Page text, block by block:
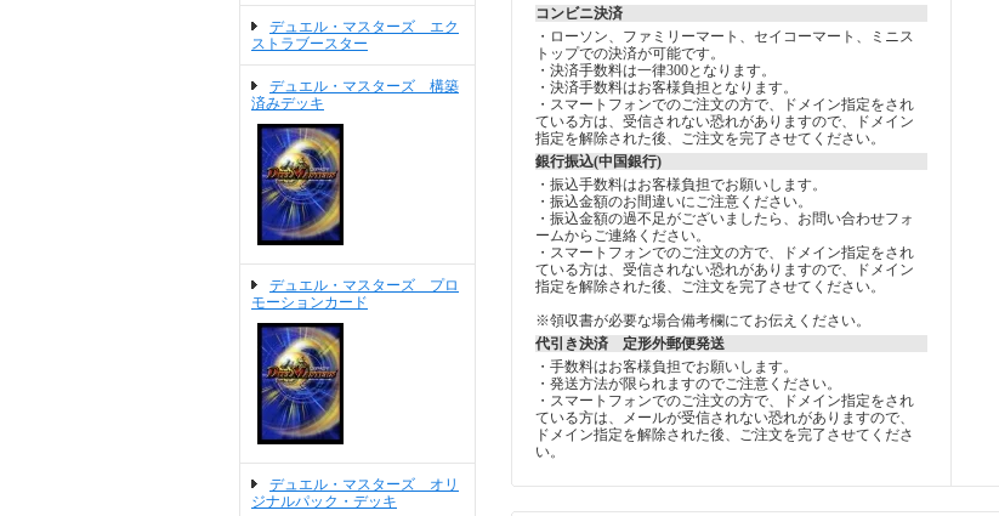
デュエル・マスターズ エク
ストラブースター
デュエル・マスターズ 構築
済みデッキ
デュエル・マスターズ プロ
モーションカード
デュエル・マスターズ オリ
ジナルパック・デッキ
コンビニ決済
・ローソン、ファミリーマート、セイコーマート、ミニス
トップでの決済が可能です。
・決済手数料は一律300となります。
・決済手数料はお客様負担となります。
・スマートフォンでのご注文の方で、ドメイン指定をされ
ている方は、受信されない恐れがありますので、ドメイン
指定を解除された後、ご注文を完了させてください。
銀行振込(中国銀行)
・振込手数料はお客様負担でお願いします。
・振込金額のお間違いにご注意ください。
・振込金額の過不足がございましたら、お問い合わせフォ
ームからご連絡ください。
・スマートフォンでのご注文の方で、ドメイン指定をされ
ている方は、受信されない恐れがありますので、ドメイン
指定を解除された後、ご注文を完了させてください。
※領収書が必要な場合備考欄にてお伝えください。
代引き決済 定形外郵便発送
・手数料はお客様負担でお願いします。
・発送方法が限られますのでご注意ください。
・スマートフォンでのご注文の方で、ドメイン指定をされ
ている方は、メールが受信されない恐れがありますので、
ドメイン指定を解除された後、ご注文を完了させてくださ
い。